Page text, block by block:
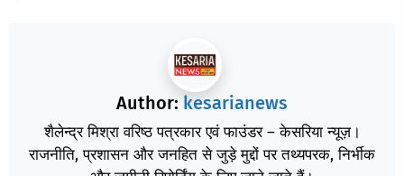
Author: kesarianews
शैलेन्द्र मिश्रा वरिष्ठ पत्रकार एवं फाउंडर – केसरिया न्यूज़।
राजनीति, प्रशासन और जनहित से जुड़े मुद्दों पर तथ्यपरक, निर्भीक